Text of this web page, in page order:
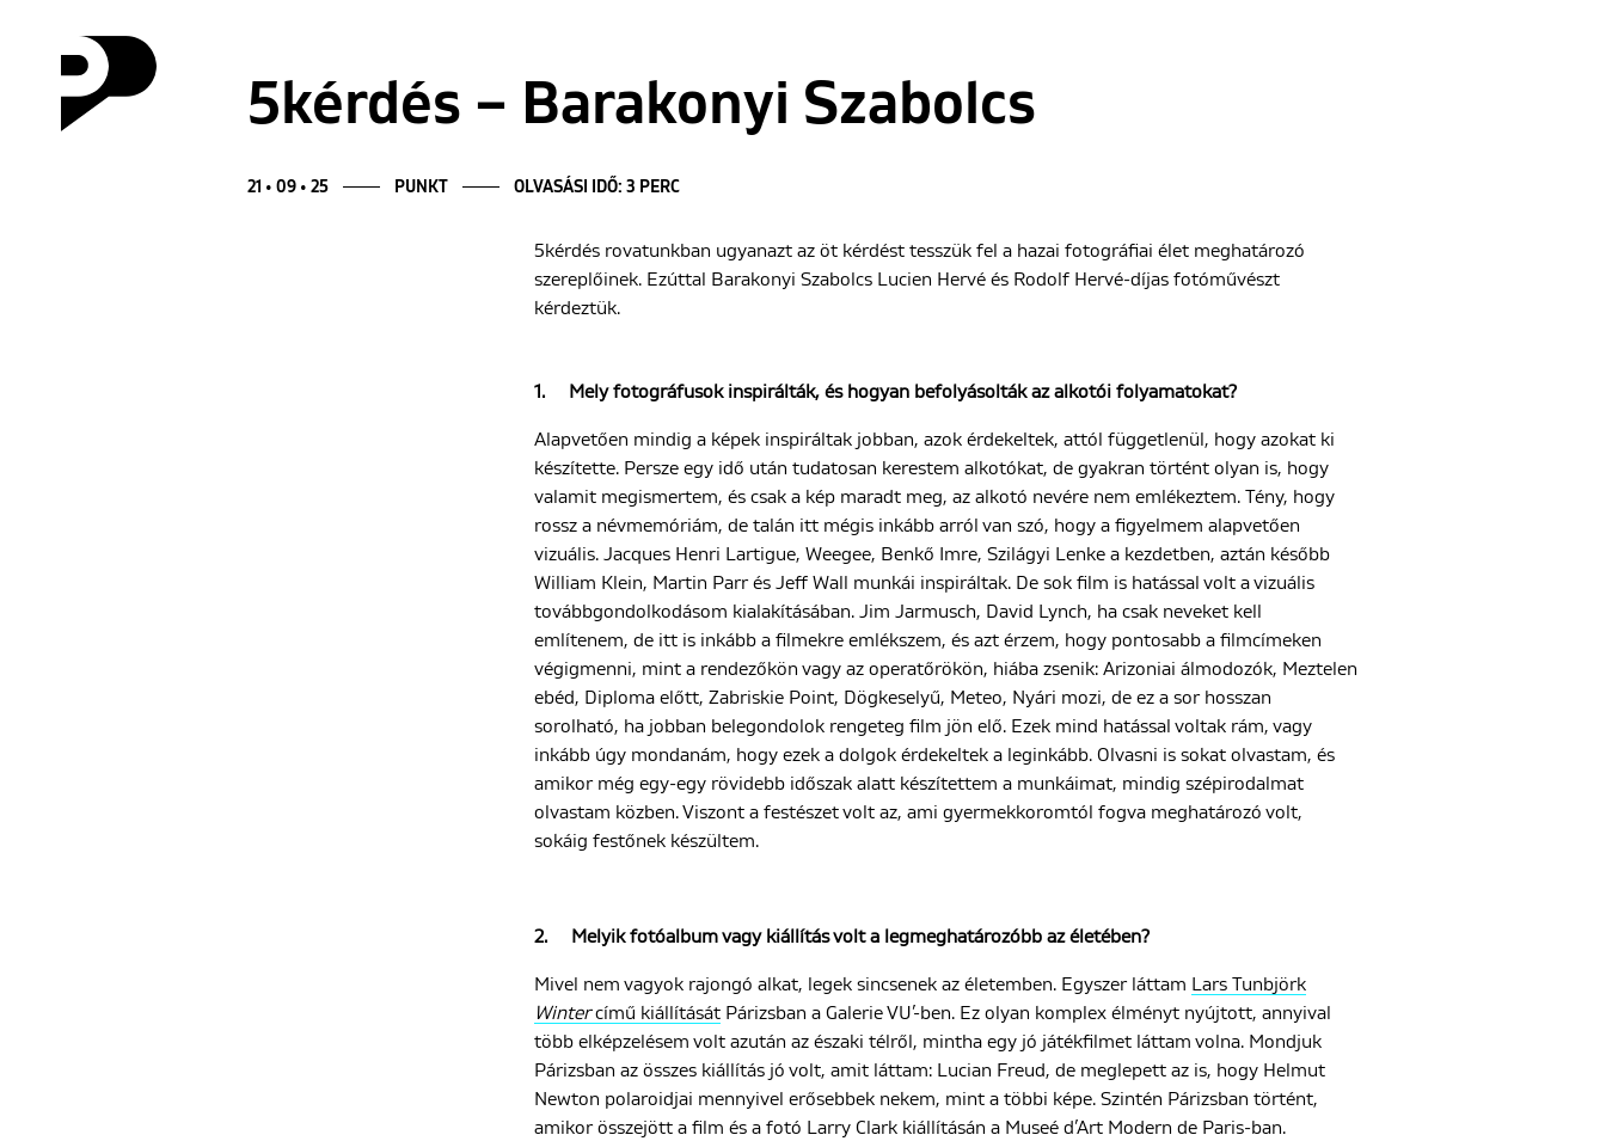
5kérdés – Barakonyi Szabolcs
21 • 09 • 25 PUNKT OLVASÁSI IDŐ: 3 PERC
5kérdés rovatunkban ugyanazt az öt kérdést tesszük fel a hazai fotográfiai élet meghatározó
szereplőinek. Ezúttal Barakonyi Szabolcs Lucien Hervé és Rodolf Hervé-díjas fotóművészt
kérdeztük.
1. Mely fotográfusok inspirálták, és hogyan befolyásolták az alkotói folyamatokat?
Alapvetően mindig a képek inspiráltak jobban, azok érdekeltek, attól függetlenül, hogy azokat ki
készítette. Persze egy idő után tudatosan kerestem alkotókat, de gyakran történt olyan is, hogy
valamit megismertem, és csak a kép maradt meg, az alkotó nevére nem emlékeztem. Tény, hogy
rossz a névmemóriám, de talán itt mégis inkább arról van szó, hogy a figyelmem alapvetően
vizuális. Jacques Henri
Lartigue, Weegee, Benkő Imre, Szilágyi Lenke a kezdetben, aztán később
William Klein, Martin Parr és Jeff Wall munkái inspiráltak. De sok film is hatással volt a vizuális
továbbgondolkodásom kialakításában. Jim Jarmusch, David Lynch, ha csak neveket kell
említenem, de itt is inkább a filmekre emlékszem, és azt érzem, hogy pontosabb a filmcímeken
végigmenni, mint a rendezőkön vagy az operatőrökön, hiába zsenik: Arizoniai álmodozók, Meztelen
ebéd, Diploma előtt, Zabriskie Point, Dögkeselyű, Meteo, Nyári mozi, de ez a sor hosszan
sorolható, ha jobban belegondolok rengeteg film jön elő. Ezek mind hatással voltak rám, vagy
inkább úgy mondanám, hogy ezek a dolgok érdekeltek a leginkább. Olvasni is sokat olvastam, és
amikor még egy-egy rövidebb időszak alatt készítettem a munkáimat, mindig szépirodalmat
olvastam közben. Viszont a festészet volt az, ami gyermekkoromtól fogva meghatározó volt,
sokáig festőnek készültem.
2. Melyik fotóalbum vagy kiállítás volt a legmeghatározóbb az életében?
Mivel nem vagyok rajongó alkat, legek sincsenek az életemben. Egyszer láttam
Lars Tunbjörk
Wintercímű kiállítását Párizsban a Galerie VU’-ben. Ez olyan komplex élményt nyújtott, annyival
több elképzelésem volt azután az északi télről, mintha egy jó játékfilmet láttam volna. Mondjuk
Párizsban az összes kiállítás jó volt, amit láttam: Lucian Freud, de meglepett az is, hogy Helmut
Newton polaroidjai mennyivel erősebbek nekem, mint a többi képe. Szintén Párizsban történt,
amikor összejött a film és a fotó Larry Clark kiállításán a Museé d’Art Modern de Paris-ban.